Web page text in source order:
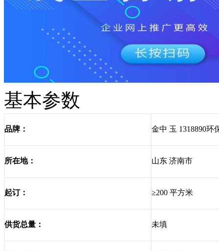
基本参数
品牌： 金中 玉 1318890环
所在地： 山东 济南市
起订： ≥200 平方米
供货总量： 未填